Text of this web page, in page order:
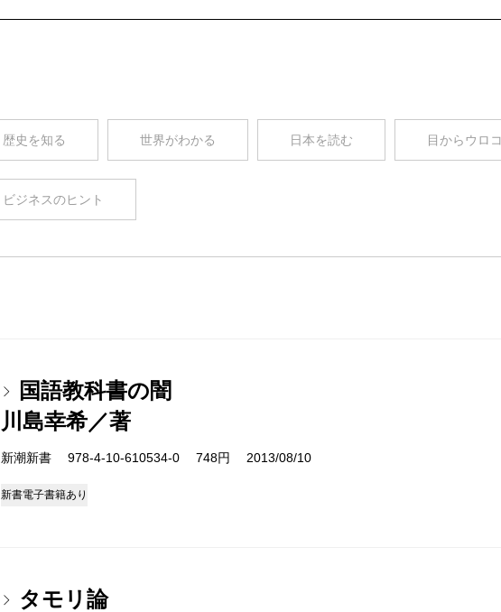
歴史を知る 世界がわかる 日本を読む 目からウロコ
ビジネスのヒント
国語教科書の闇
川島幸希／著
新潮新書 978-4-10-610534-0 748円 2013/08/10
新書電子書籍あり
タモリ論